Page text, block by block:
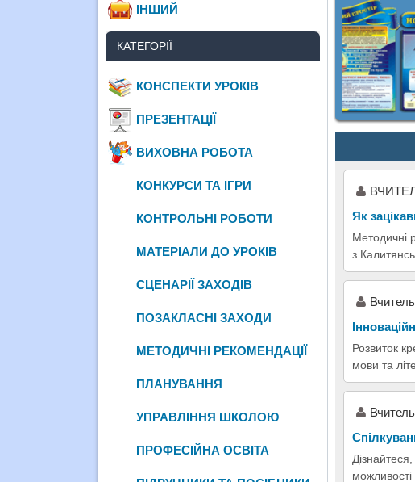
Як
Методичні
з
Розвиток
мови та
ІНШИЙ
КАТЕГОРІЇ
КОНСПЕКТИ УРОКІВ
ПРЕЗЕНТАЦІЇ
ВИХОВНА РОБОТА
КОНКУРСИ ТА ІГРИ
КОНТРОЛЬНІ РОБОТИ
МАТЕРІАЛИ ДО УРОКІВ
СЦЕНАРІЇ ЗАХОДІВ
ПОЗАКЛАСНІ ЗАХОДИ
МЕТОДИЧНІ РЕКОМЕНДАЦІЇ
ПЛАНУВАННЯ
УПРАВЛІННЯ ШКОЛОЮ
ПРОФЕСІЙНА ОСВІТА